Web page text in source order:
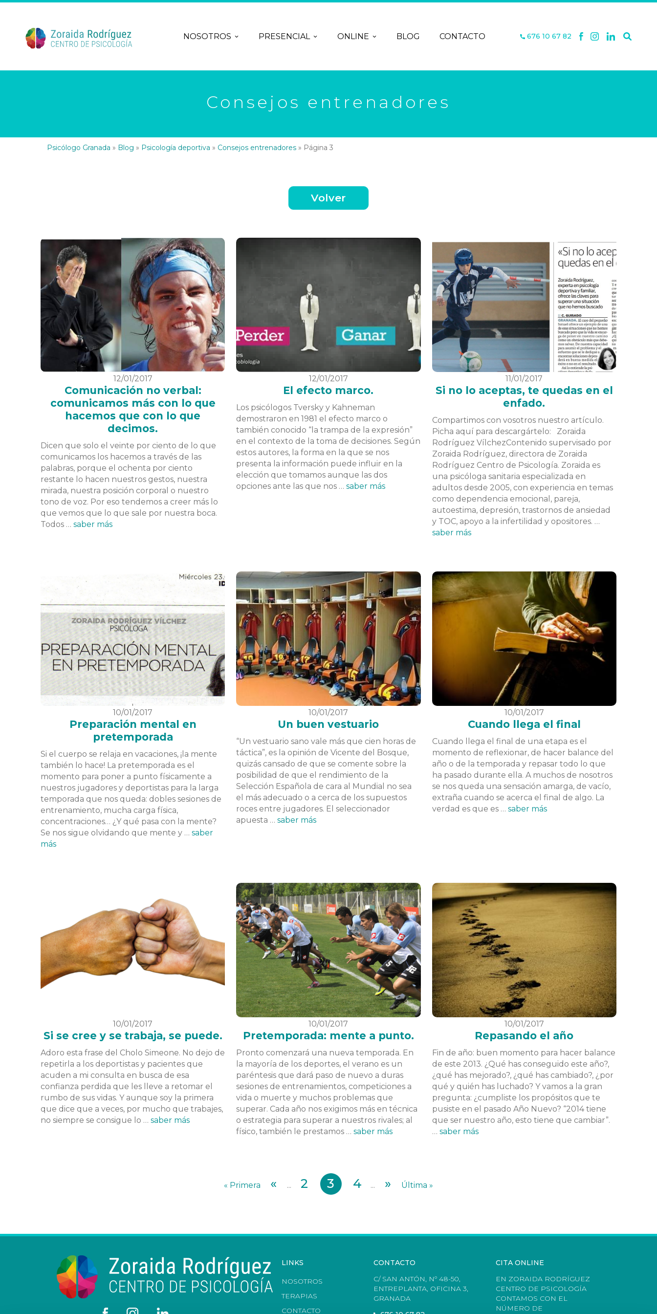
NOSOTROS PRESENCIAL ONLINE BLOG CONTACTO 676 10 67 82
Consejos entrenadores
Psicólogo Granada » Blog » Psicología deportiva » Consejos entrenadores» Página 3
Volver
12/01/2017
Comunicación no verbal:
comunicamos más con lo que
hacemos que con lo que
decimos.
Dicen que solo el veinte por ciento de lo que
comunicamos los hacemos a través de las
palabras, porque el ochenta por ciento
restante lo hacen nuestros gestos, nuestra
mirada, nuestra posición corporal o nuestro
tono de voz. Por eso tendemos a creer más lo
que vemos que lo que sale por nuestra boca.
Todos … saber más
12/01/2017
El efecto marco.
Los psicólogos Tversky y Kahneman
demostraron en 1981 el efecto marco o
también conocido “la trampa de la expresión”
en el contexto de la toma de decisiones. Según
estos autores, la forma en la que se nos
presenta la información puede influir en la
elección que tomamos aunque las dos
opciones ante las que nos …saber más
11/01/2017
Si no lo aceptas, te quedas en el
enfado.
Compartimos con vosotros nuestro artículo.
Picha aquí para descargártelo: Zoraida
Rodríguez VílchezContenido supervisado por
Zoraida Rodríguez, directora de Zoraida
Rodríguez Centro de Psicología. Zoraida es
una psicóloga sanitaria especializada en
adultos desde 2005, con experiencia en temas
como dependencia emocional, pareja,
autoestima, depresión, trastornos de ansiedad
y TOC, apoyo a la infertilidad y opositores. …
saber más
10/01/2017
Preparación mental en
pretemporada
Si el cuerpo se relaja en vacaciones, ¡la mente
también lo hace! La pretemporada es el
momento para poner a punto físicamente a
nuestros jugadores y deportistas para la larga
temporada que nos queda: dobles sesiones de
entrenamiento, mucha carga física,
concentraciones… ¿Y qué pasa con la mente?
Se nos sigue olvidando que mente y … saber
más
10/01/2017
Un buen vestuario
“Un vestuario sano vale más que cien horas de
táctica”, es la opinión de Vicente del Bosque,
quizás cansado de que se comente sobre la
posibilidad de que el rendimiento de la
Selección Española de cara al Mundial no sea
el más adecuado o a cerca de los supuestos
roces entre jugadores. El seleccionador
apuesta …saber más
10/01/2017
Cuando llega el final
Cuando llega el final de una etapa es el
momento de reflexionar, de hacer balance del
año o de la temporada y repasar todo lo que
ha pasado durante ella. A muchos de nosotros
se nos queda una sensación amarga, de vacío,
extraña cuando se acerca el final de algo. La
verdad es que es … saber más
10/01/2017
Si se cree y se trabaja, se puede.
Adoro esta frase del Cholo Simeone. No dejo de
repetirla a los deportistas y pacientes que
acuden a mi consulta en busca de esa
confianza perdida que les lleve a retomar el
rumbo de sus vidas. Y aunque soy la primera
que dice que a veces, por mucho que trabajes,
no siempre se consigue lo … saber más
10/01/2017
Pretemporada: mente a punto.
Pronto comenzará una nueva temporada. En
la mayoría de los deportes, el verano es un
paréntesis que dará paso de nuevo a duras
sesiones de entrenamientos, competiciones a
vida o muerte y muchos problemas que
superar. Cada año nos exigimos más en técnica
o estrategia para superar a nuestros rivales; al
físico, también le prestamos …saber más
10/01/2017
Repasando el año
Fin de año: buen momento para hacer balance
de este 2013. ¿Qué has conseguido este año?,
¿qué has mejorado?, ¿qué has cambiado?, ¿por
qué y quién has luchado? Y vamos a la gran
pregunta: ¿cumpliste los propósitos que te
pusiste en el pasado Año Nuevo? “2014 tiene
que ser nuestro año, esto tiene que cambiar”.
… saber más
« Primera « ... 2 3 4 ... » Última »
LINKS
NOSOTROS
TERAPIAS
CONTACTO
CONTACTO
C/ SAN ANTÓN, Nº 48-50,
ENTREPLANTA, OFICINA 3,
GRANADA
CITA ONLINE
EN ZORAIDA RODRÍGUEZ
CENTRO DE PSICOLOGÍA
CONTAMOS CON EL
NÚMERO DE